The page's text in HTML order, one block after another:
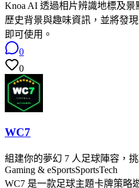
Knoa AI 透過相片辨識地標及
歷史背景與趣味資訊，並將發
即可使用。
0
0
WC7
組建你的夢幻 7 人足球陣容，
Gaming & eSportsSportsTech
WC7 是一款足球主題卡牌策略